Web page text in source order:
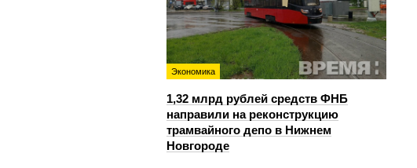
Экономика
1,32 млрд рублей средств ФНБ
направили на реконструкцию
трамвайного депо в Нижнем
Новгороде